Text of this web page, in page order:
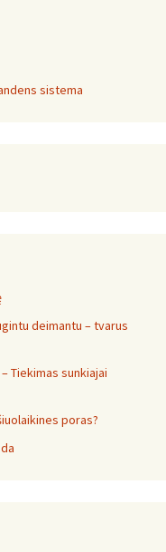
sistema
deimantu – tvarus
Tiekimas sunkiajai
poras?